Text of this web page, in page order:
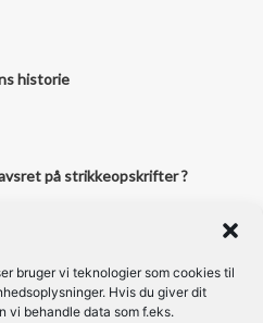
bruger vi teknologier som cookies til
Hvis du giver dit
vi behandle data som f.eks.
historie
på strikkeopskrifter ?